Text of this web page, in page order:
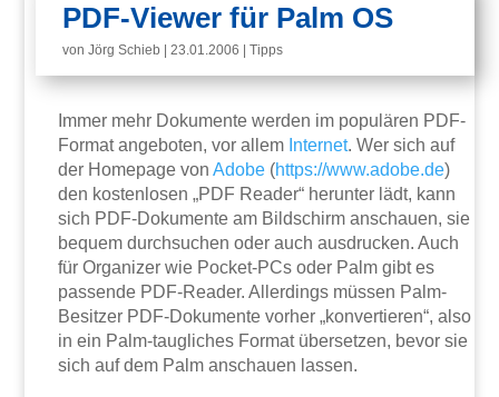
PDF-Viewer für Palm OS
vonJörg Schieb |23.01.2006 |Tipps
Immer mehr Dokumente werden im populären PDF-
Format angeboten, vor allem Internet. Wer sich auf
der Homepage vonAdobe (https://www.adobe.de)
den kostenlosen „PDF Reader“ herunter lädt, kann
sich PDF-Dokumente am Bildschirm anschauen, sie
bequem durchsuchen oder auch ausdrucken. Auch
für Organizer wie Pocket-PCs oder Palm gibt es
passende PDF-Reader. Allerdings müssen Palm-
Besitzer PDF-Dokumente vorher „konvertieren“, also
in ein Palm-taugliches Format übersetzen, bevor sie
sich auf dem Palm anschauen lassen.